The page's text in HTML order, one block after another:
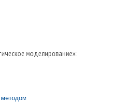
моделирование»:
методом